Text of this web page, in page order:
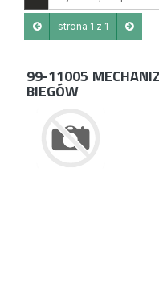
opisachstrona 1 z 1
99-11005
BIEGÓW